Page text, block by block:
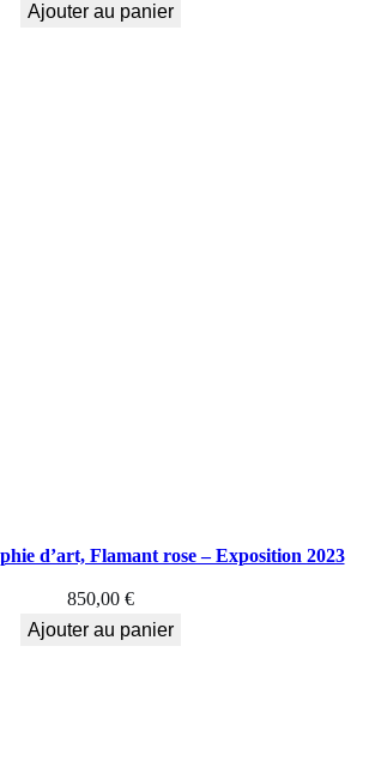
Ajouter au panier
d’art, Flamant rose – Exposition 2023
850,00 €
Ajouter au panier